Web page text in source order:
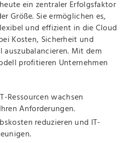
ein zentraler Erfolgsfaktor
Größe. Sie ermöglichen es,
und effizient in die Cloud
Kosten, Sicherheit und
auszubalancieren. Mit dem
profitieren Unternehmen
Ressourcen wachsen
Anforderungen.
reduzieren und IT-